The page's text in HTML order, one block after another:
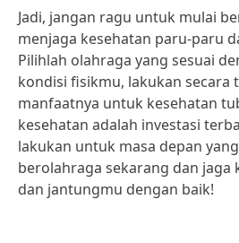
Jadi, jangan ragu untuk mulai
menjaga kesehatan paru-paru
Pilihlah olahraga yang sesuai
kondisi fisikmu, lakukan secara
manfaatnya untuk kesehatan
kesehatan adalah investasi
lakukan untuk masa depan
berolahraga sekarang dan jaga
dan jantungmu dengan baik!